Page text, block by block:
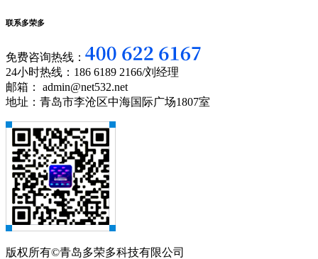
联系多荣多
免费咨询热线：
24小时热线：186 6189 2166/刘经理
邮箱： admin@net532.net
地址：青岛市李沧区中海国际广场1807室
版权所有©青岛多荣多科技有限公司